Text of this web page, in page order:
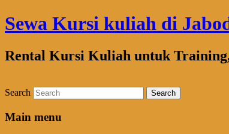
Sewa Kursi kuliah di
Rental Kursi Kuliah untuk
Search
Main menu